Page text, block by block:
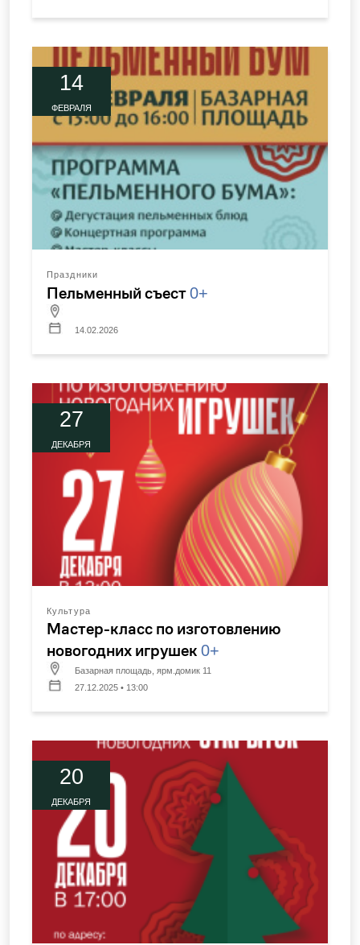
14
ФЕВРАЛЯ
Праздники
Пельменный съест0+
14.02.2026
27
ДЕКАБРЯ
Культура
Мастер-класс по изготовлению
новогодних игрушек 0+
Базарная площадь, ярм.домик 11
27.12.2025 • 13:00
20
ДЕКАБРЯ